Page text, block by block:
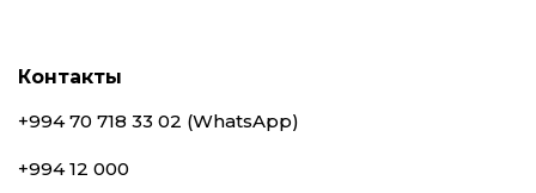
Контакты
+994 70 718 33 02 (WhatsApp)
+994 12 000